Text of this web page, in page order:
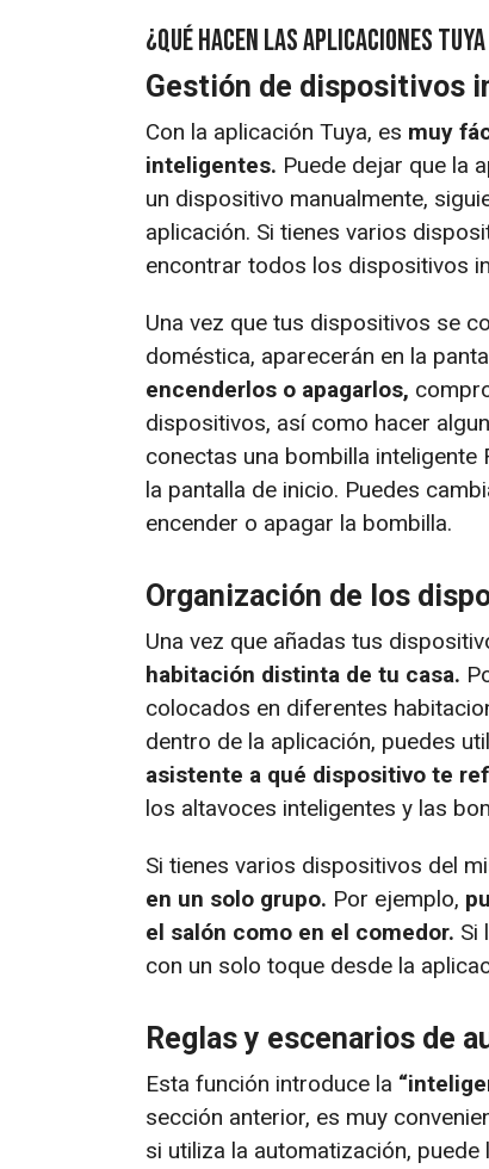
¿Qué hacen las aplicaciones
Gestión de dispositivos
Con la aplicación Tuya, es muy
inteligentes. Puede dejar que la
un dispositivo manualmente,
aplicación. Si tienes varios
encontrar todos los dispositivos
Una vez que tus dispositivos se
doméstica, aparecerán en la
encenderlos o apagarlos,
dispositivos, así como hacer
conectas una bombilla
la pantalla de inicio. Puedes
encender o apagar la bombilla.
Organización de los
Una vez que añadas tus
habitación distinta de tu casa.
colocados en diferentes
dentro de la aplicación, puedes
asistente a qué dispositivo te
los altavoces inteligentes y las
Si tienes varios dispositivos del
en un solo grupo. Por ejemplo,
el salón como en el comedor. Si
con un solo toque desde la
Reglas y escenarios de
Esta función introduce la
sección anterior, es muy
si utiliza la automatización,